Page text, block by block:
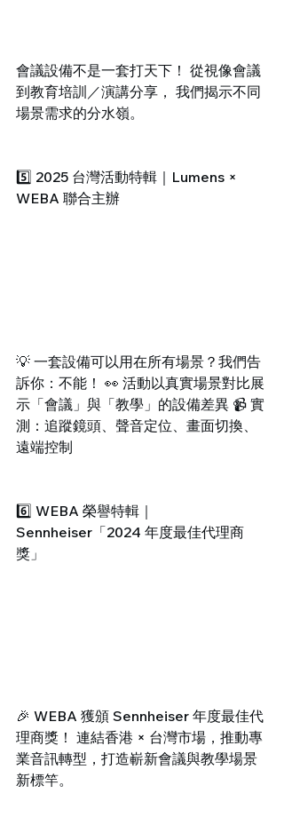
會議設備不是一套打天下！ 從視像會議
到教育培訓／演講分享， 我們揭示不同
場景需求的分水嶺。
5️⃣ 2025 台灣活動特輯｜Lumens ×
WEBA 聯合主辦
💡 一套設備可以用在所有場景？我們告
訴你：不能！ 👀 活動以真實場景對比展
示「會議」與「教學」的設備差異 📹 實
測：追蹤鏡頭、聲音定位、畫面切換、
遠端控制
6️⃣ WEBA 榮譽特輯｜
Sennheiser「2024 年度最佳代理商
獎」
🎉 WEBA 獲頒 Sennheiser 年度最佳代
理商獎！ 連結香港 × 台灣市場，推動專
業音訊轉型，打造嶄新會議與教學場景
新標竿。